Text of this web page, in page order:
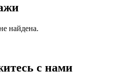
найдена.
с нами